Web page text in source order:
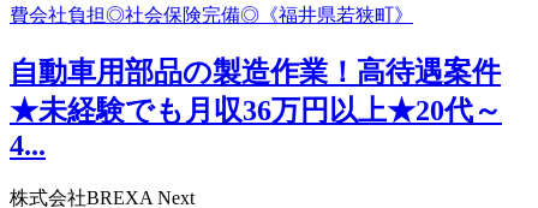
自動車用部品の製造作業！高待遇案件
★未経験でも月収36万円以上★20代～
4...
株式会社BREXA Next